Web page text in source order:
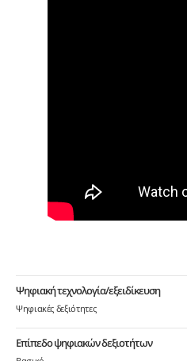
Ψηφιακή τεχνολογία/εξειδίκευση
Ψηφιακές δεξιότητες
Επίπεδο ψηφιακών δεξιοτήτων